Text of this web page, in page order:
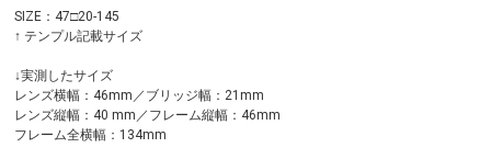
SIZE：47□20-145
↑ テンプル記載サイズ
↓実測したサイズ
レンズ横幅：46mm／ブリッジ幅：21mm
レンズ縦幅：40 mm／フレーム縦幅：46mm
フレーム全横幅：134mm